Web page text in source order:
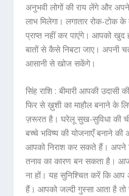
अनुभवी लोगों की राय लेंगे और
लाभ मिलेगा। लगातार रोक-टोक
प्राप्त नहीं कर पाएंगे। आपको खुद
बातों से कैसे निबटा जाए। अपनी
आसानी से खोज सकेंगे।
सिंह राशि :बीमारी आपकी उदासी
फिर से ख़ुशी का माहौल बनाने के
ज़रूरत है। घरेलू सुख-सुविधा की
बच्चे भविष्य की योजनाएँ बनाने की
आपको निराश कर सकते हैं। अपने
तनाव का कारण बन सकता है। आज
ना हों। यह सुनिश्चित करें कि आप
हैं। आपको जल्दी गुस्सा आता है तो